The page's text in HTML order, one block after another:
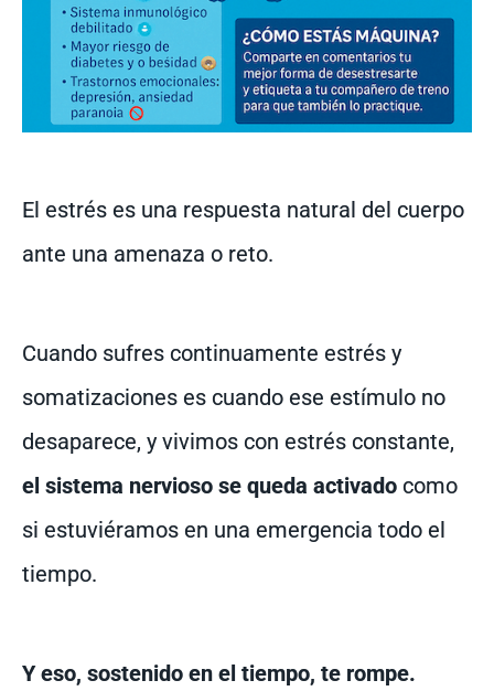
El estrés es una respuesta natural del cuerpo
ante una amenaza o reto.
Cuando sufres continuamente estrés y
somatizaciones es cuando ese estímulo no
desaparece, y vivimos con estrés constante,
el sistema nervioso se queda activado como
si estuviéramos en una emergencia todo el
tiempo.
Y eso, sostenido en el tiempo, te rompe.